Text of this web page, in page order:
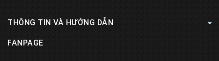
THÔNG TIN VÀ HƯỚNG DẪN
FANPAGE